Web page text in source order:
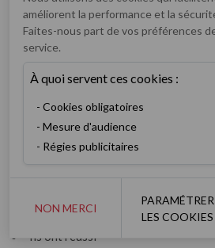
Numéro un mondial des annonces
débutants ou
Casting
Inscription
Devenez membre V.I.P
Consulter les castings
Enfants & ados
Devenez recruteur
Rechercher un artiste
Les derniers books
Ils ont réussi
améliorent la performance et la
Faites-nous part de vos préférences
service.
À quoi servent ces cookies :
Cookies obligatoires
Mesure d'audience
Régies publicitaires
NON MERCI
PARAMÉTRER
LES COOKIES